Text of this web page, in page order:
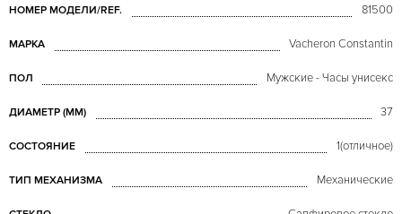
НОМЕР МОДЕЛИ/REF. 81500
МАРКА Vacheron Constantin
ПОЛ Мужские - Часы унисекс
ДИАМЕТР (MM) 37
СОСТОЯНИЕ 1(отличное)
ТИП МЕХАНИЗМА Механические